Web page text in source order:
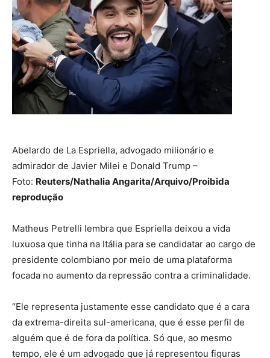
Abelardo de La Espriella, advogado milionário e
admirador de Javier Milei e Donald Trump –
Foto: Reuters/Nathalia Angarita/Arquivo/Proibida
reprodução
Matheus Petrelli lembra que Espriella deixou a vida
luxuosa que tinha na Itália para se candidatar ao cargo de
presidente colombiano por meio de uma plataforma
focada no aumento da repressão contra a criminalidade.
“Ele representa justamente esse candidato que é a cara
da extrema-direita sul-americana, que é esse perfil de
alguém que é de fora da política. Só que, ao mesmo
tempo, ele é um advogado que já representou figuras